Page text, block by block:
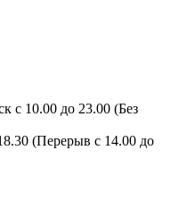
с 10.00 до 23.00 (Без
(Перерыв с 14.00 до